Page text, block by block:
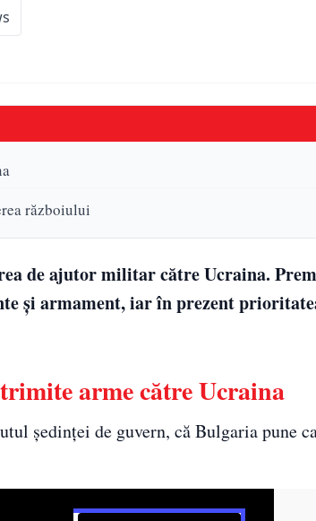
războiului
de ajutor militar către Ucraina.
și armament, iar în prezent
arme către Ucraina
ședinței de guvern, că Bulgaria pune